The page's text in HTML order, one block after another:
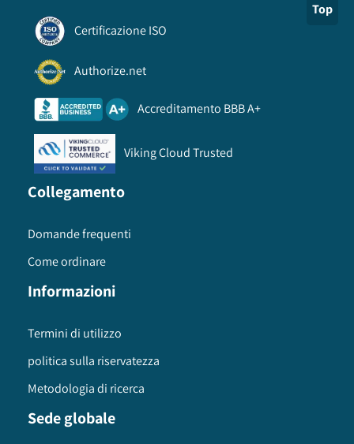
Top
Certificazione ISO
Authorize.net
Accreditamento BBB A+
Viking Cloud Trusted
Collegamento
Domande frequenti
Come ordinare
Informazioni
Termini di utilizzo
politica sulla riservatezza
Metodologia di ricerca
Sede globale